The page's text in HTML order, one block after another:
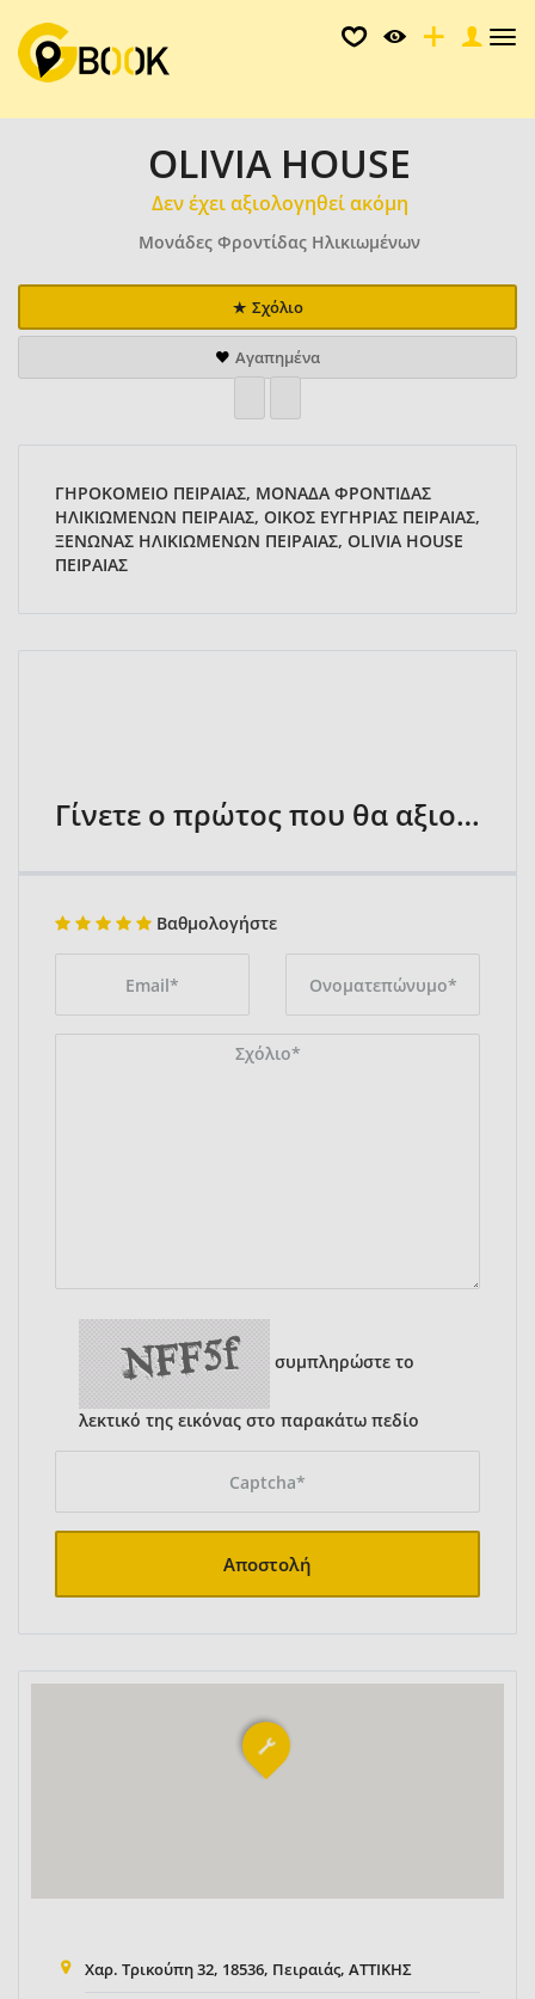
OLIVIA HOUSE
Δεν έχει αξιολογηθεί ακόμη
Μονάδες Φροντίδας Ηλικιωμένων
Σχόλιο
Αγαπημένα
ΓΗΡΟΚΟΜΕΙΟ ΠΕΙΡΑΙΑΣ, ΜΟΝΑΔΑ ΦΡΟΝΤΙΔΑΣ
ΗΛΙΚΙΩΜΕΝΩΝ ΠΕΙΡΑΙΑΣ, ΟΙΚΟΣ ΕΥΓΗΡΙΑΣ ΠΕΙΡΑΙΑΣ,
ΞΕΝΩΝΑΣ ΗΛΙΚΙΩΜΕΝΩΝ ΠΕΙΡΑΙΑΣ, OLIVIA HOUSE
ΠΕΙΡΑΙΑΣ
Γίνετε ο πρώτος που θα αξιολογήσει
Βαθμολογήστε
συμπληρώστε το
λεκτικό της εικόνας στο παρακάτω πεδίο
Αποστολή
Χαρ. Τρικούπη 32, 18536, Πειραιάς, ΑΤΤΙΚΗΣ